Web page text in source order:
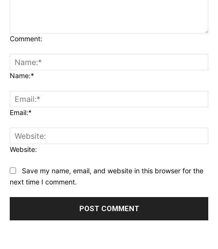
Comment:
Name:*
Email:*
Website:
Save my name, email, and website in this browser for the
next time I comment.